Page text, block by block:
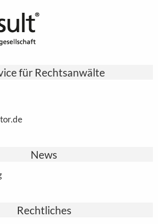
für Rechtsanwälte
News
Rechtliches